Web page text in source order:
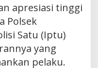
apresiasi tinggi
Polsek
Satu (Iptu)
yang
pelaku.